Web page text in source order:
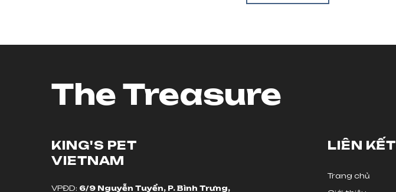
The Treasure
KING'S PET
VIETNAM
VPĐD: 6/9 Nguyễn Tuyển, P. Bình Trưng,
LIÊN KẾT
Trang chủ